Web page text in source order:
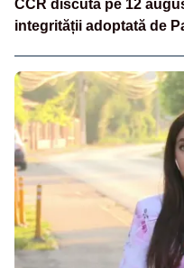
CCR discută pe 12
integrității adoptată de